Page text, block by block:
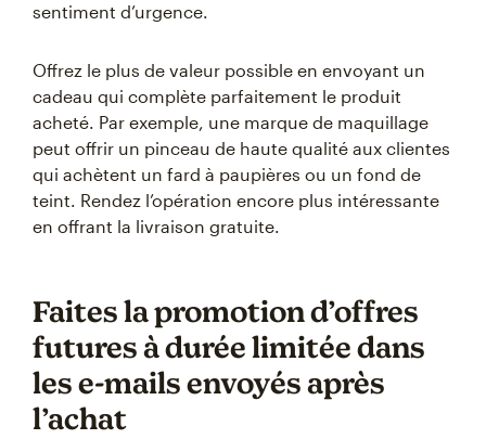
sentiment d’urgence.
Offrez le plus de valeur possible en envoyant un
cadeau qui complète parfaitement le produit
acheté. Par exemple, une marque de maquillage
peut offrir un pinceau de haute qualité aux clientes
qui achètent un fard à paupières ou un fond de
teint. Rendez l’opération encore plus intéressante
en offrant la livraison gratuite.
Faites la promotion d’offres
futures à durée limitée dans
les e-mails envoyés après
l’achat